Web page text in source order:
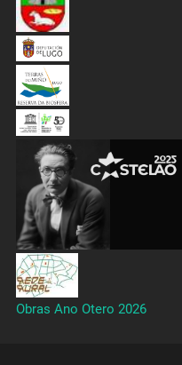
Obras Ano Otero 2026